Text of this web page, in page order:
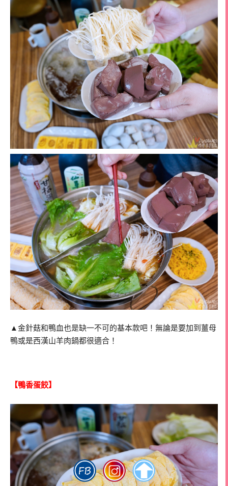
▲金針菇和鴨血也是缺一不可的基本款吧！無論是要加到薑母
鴨或是西漢山羊肉鍋都很適合！
【鴨香蛋餃】